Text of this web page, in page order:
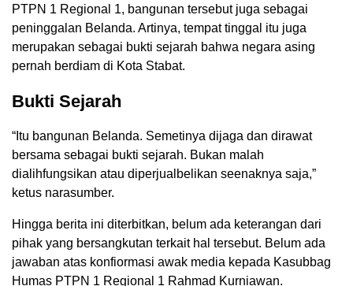
PTPN 1 Regional 1, bangunan tersebut juga sebagai
peninggalan Belanda. Artinya, tempat tinggal itu juga
merupakan sebagai bukti sejarah bahwa negara asing
pernah berdiam di Kota Stabat.
Bukti Sejarah
“Itu bangunan Belanda. Semetinya dijaga dan dirawat
bersama sebagai bukti sejarah. Bukan malah
dialihfungsikan atau diperjualbelikan seenaknya saja,”
ketus narasumber.
Hingga berita ini diterbitkan, belum ada keterangan dari
pihak yang bersangkutan terkait hal tersebut. Belum ada
jawaban atas konfiormasi awak media kepada Kasubbag
Humas PTPN 1 Regional 1 Rahmad Kurniawan.